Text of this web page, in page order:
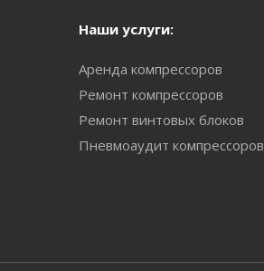
Наши услуги:
Аренда компрессоров
Ремонт компрессоров
Ремонт винтовых блоков
Пневмоаудит компрессоров